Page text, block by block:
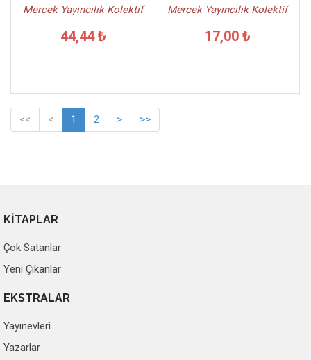
Mercek Yayıncılık Kolektif
44,44 ₺
Mercek Yayıncılık Kolektif
17,00 ₺
<< < 1 2 > >>
KİTAPLAR
Çok Satanlar
Yeni Çıkanlar
EKSTRALAR
Yayınevleri
Yazarlar